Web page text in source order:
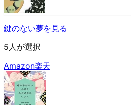
鍵のない夢を見る
5人が選択
Amazon楽天